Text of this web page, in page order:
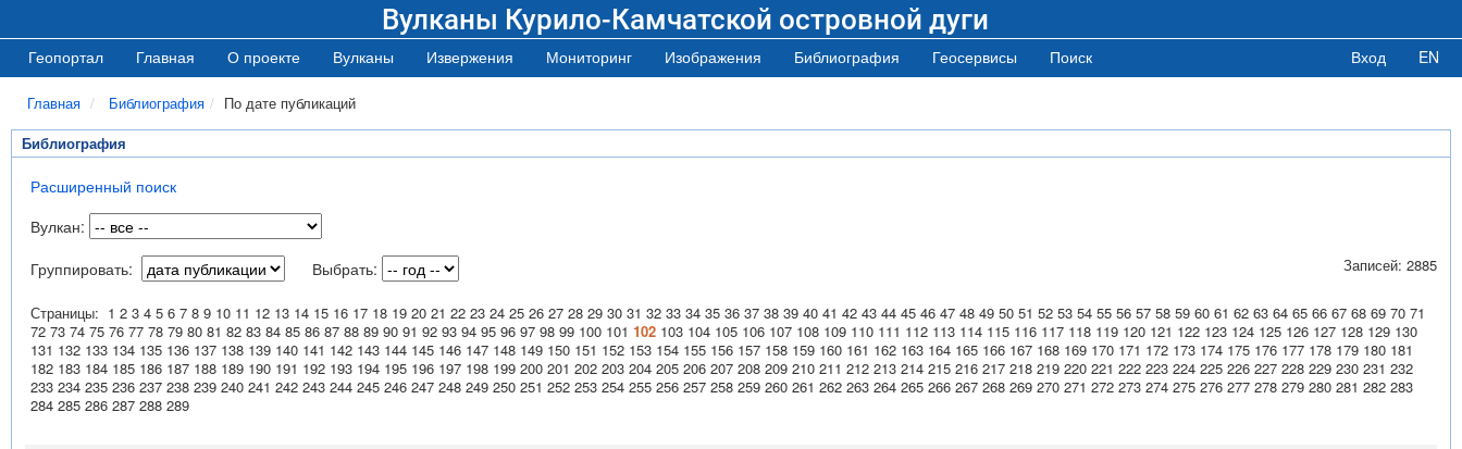
Вулканы Курило-Камчатской островной дуги
Геопортал Главная О проекте Вулканы Извержения Мониторинг Изображения Библиография Геосервисы Поиск Вход EN
Главная Библиография По дате публикаций
Библиография
Расширенный поиск
Вулкан:
Группировать:
Выбрать: Записей: 2885
Страницы: 1 2 3 4 5 6 7 8 9 10 11 12 13 14 15 16 17 18 19 20 21 22 23 24 25 26 27 28 29 30 31 32 33 34 35 36 37 38 39 40 41 42 43 44 45 46 47 48 49 50 51 52 53 54 55 56 57 58 59 60 61 62 63 64 65 66 67 68 69 70 71
72 73 74 75 76 77 78 79 80 81 82 83 84 85 86 87 88 89 90 91 92 93 94 95 96 97 98 99 100 101 102 103 104 105 106 107 108 109 110 111 112 113 114 115 116 117 118 119 120 121 122 123 124 125 126 127 128 129 130
131 132 133 134 135 136 137 138 139 140 141 142 143 144 145 146 147 148 149 150 151 152 153 154 155 156 157 158 159 160 161 162 163 164 165 166 167 168 169 170 171 172 173 174 175 176 177 178 179 180 181
182 183 184 185 186 187 188 189 190 191 192 193 194 195 196 197 198 199 200 201 202 203 204 205 206 207 208 209 210 211 212 213 214 215 216 217 218 219 220 221 222 223 224 225 226 227 228 229 230 231 232
233 234 235 236 237 238 239 240 241 242 243 244 245 246 247 248 249 250 251 252 253 254 255 256 257 258 259 260 261 262 263 264 265 266 267 268 269 270 271 272 273 274 275 276 277 278 279 280 281 282 283
284 285 286 287 288 289